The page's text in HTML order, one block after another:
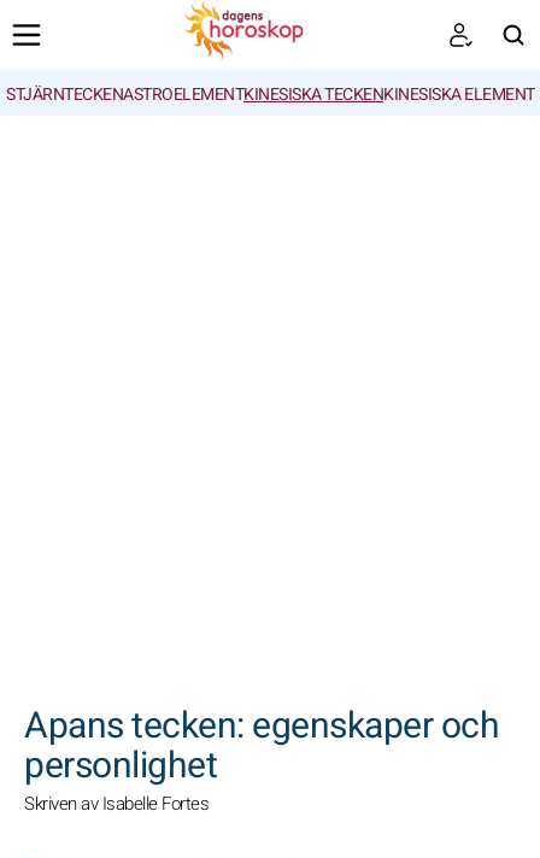
STJÄRNTECKENASTROELEMENTKINESISKA TECKENKINESISKA ELEMENT
Apans tecken: egenskaper och
personlighet
Skriven av Isabelle Fortes